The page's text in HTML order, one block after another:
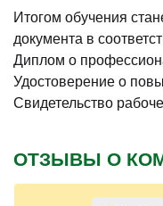
Итогом обучения
документа в
Диплом о
Удостоверение о
Свидетельство
ОТЗЫВЫ О